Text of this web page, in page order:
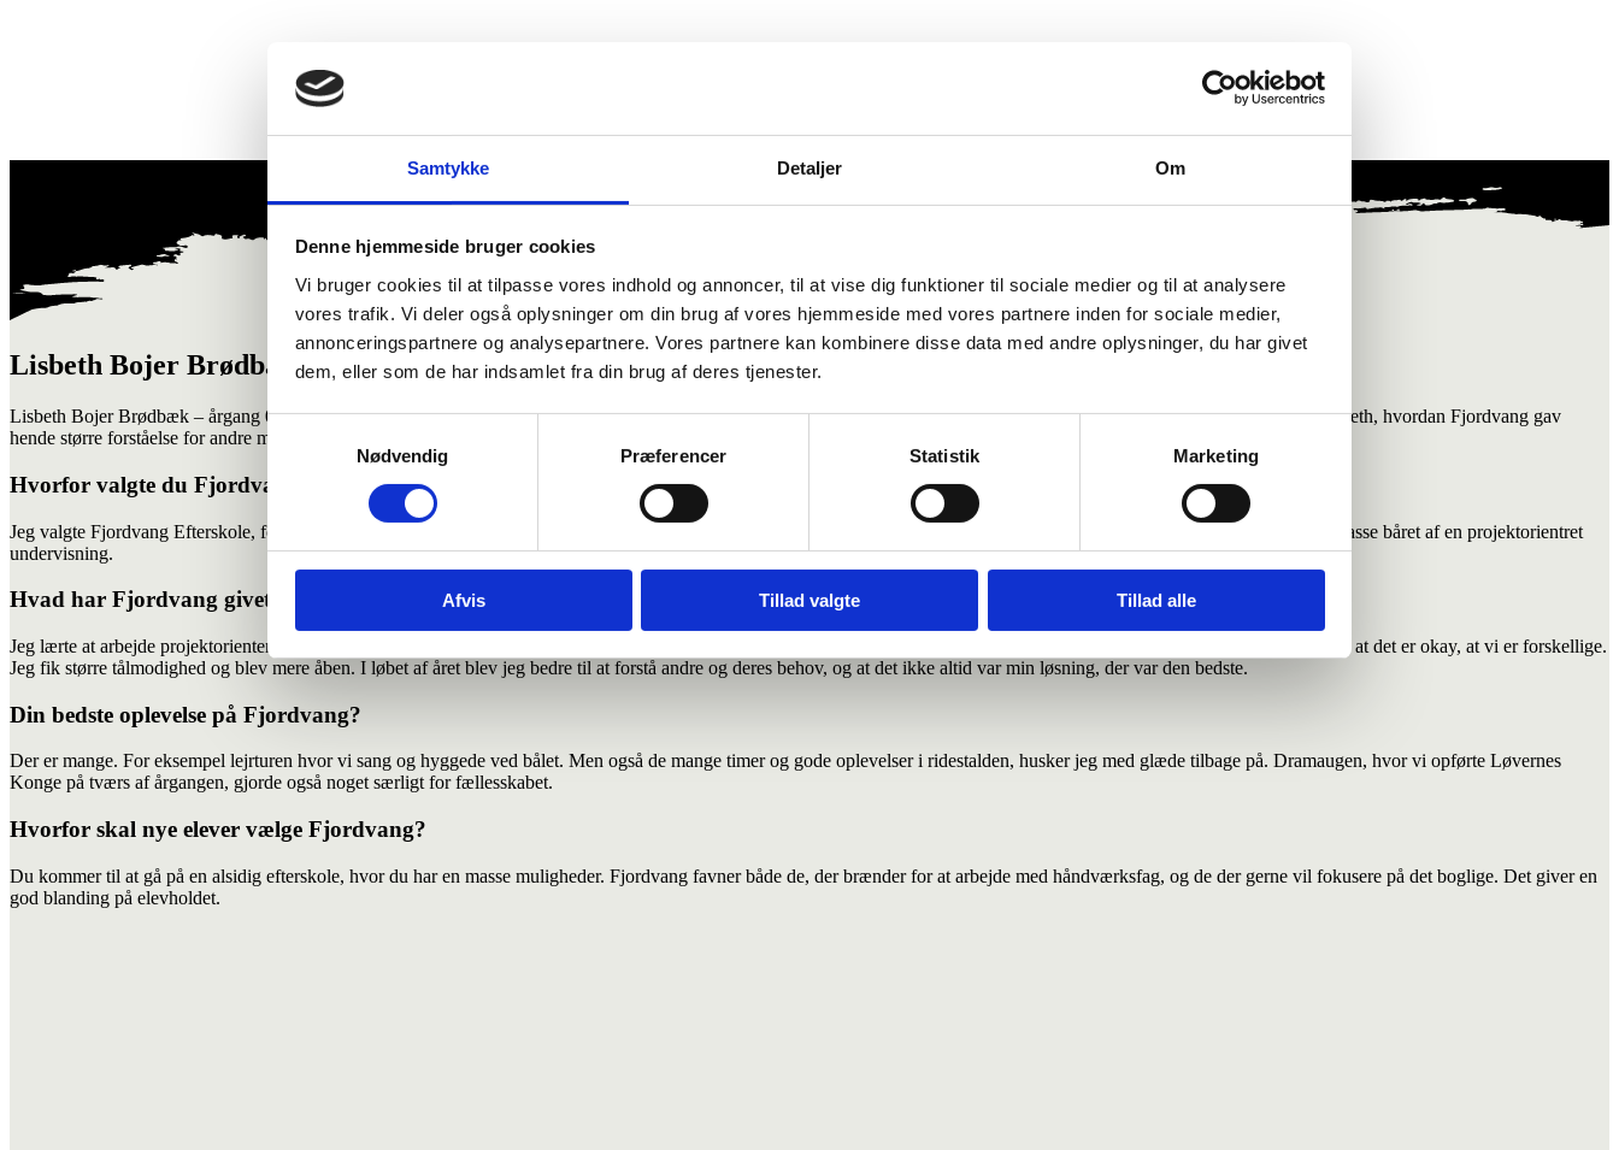
Samtykke Detaljer Om
Denne hjemmeside bruger cookies
Vi bruger cookies til at tilpasse vores indhold og annoncer, til at vise dig funktioner til sociale medier og til at analysere
vores trafik. Vi deler også oplysninger om din brug af vores hjemmeside med vores partnere inden for sociale medier,
annonceringspartnere og analysepartnere. Vores partnere kan kombinere disse data med andre oplysninger, du har givet
dem, eller som de har indsamlet fra din brug af deres tjenester.
Samtykkevalg
Nødvendig
Præferencer Statistik Marketing
Afvis Tillad valgte Tillad alle
Lisbeth Bojer Brødbæk fortæller om sit efterskoleår på Fjordvang
Lisbeth Bojer Brødbæk – årgang 08/09 – er kandidat i folkesundhedsvidenskab og arbejder i dag som fuldmægtig i Socialstyrelsen. I føljetonen om tidligere elever fortæller Lisbeth, hvordan Fjordvang gav
hende større forståelse for andre mennesker og lærte hende at arbejde projektorienteret i teams.
Hvorfor valgte du Fjordvang?
Jeg valgte Fjordvang Efterskole, fordi jeg kunne have min egen hest med og kombinere min store interesse for ridning med mit ønske om at gå i en gymnasieforberedende 10. klasse båret af en projektorientret
undervisning.
Hvad har Fjordvang givet dig med i rygsækken?
Jeg lærte at arbejde projektorienteret og i teams. Lærerne var dygtige, og jeg rykkede mig virkeligt fagligt i løbet af året. Jeg fik større forståelse for andre mennesker og fandt ud, at det er okay, at vi er forskellige.
Jeg fik større tålmodighed og blev mere åben. I løbet af året blev jeg bedre til at forstå andre og deres behov, og at det ikke altid var min løsning, der var den bedste.
Din bedste oplevelse på Fjordvang?
Der er mange. For eksempel lejrturen hvor vi sang og hyggede ved bålet. Men også de mange timer og gode oplevelser i ridestalden, husker jeg med glæde tilbage på. Dramaugen, hvor vi opførte Løvernes
Konge på tværs af årgangen, gjorde også noget særligt for fællesskabet.
Hvorfor skal nye elever vælge Fjordvang?
Du kommer til at gå på en alsidig efterskole, hvor du har en masse muligheder. Fjordvang favner både de, der brænder for at arbejde med håndværksfag, og de der gerne vil fokusere på det boglige. Det giver en
god blanding på elevholdet.